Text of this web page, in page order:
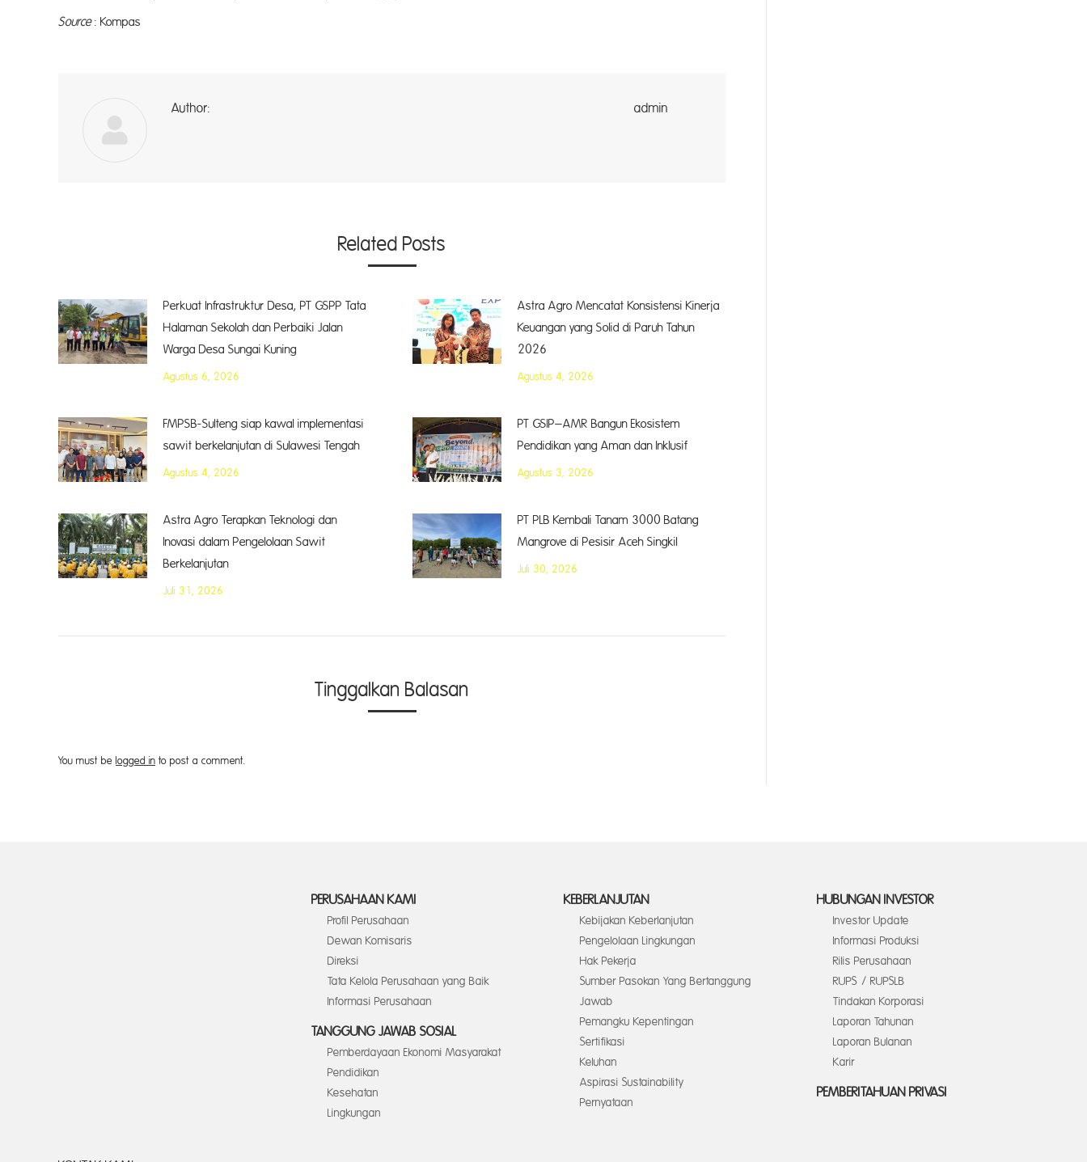
Source: Kompas
Author: admin
Related Posts
Perkuat Infrastruktur Desa, PT GSPP Tata
Halaman Sekolah dan Perbaiki Jalan
Warga Desa Sungai Kuning
Agustus 6, 2026
Astra Agro Mencatat Konsistensi Kinerja
Keuangan yang Solid di Paruh Tahun
2026
Agustus 4, 2026
FMPSB-Sulteng siap kawal implementasi
sawit berkelanjutan di Sulawesi Tengah
Agustus 4, 2026
PT GSIP–AMR Bangun Ekosistem
Pendidikan yang Aman dan Inklusif
Agustus 3, 2026
Astra Agro Terapkan Teknologi dan
Inovasi dalam Pengelolaan Sawit
Berkelanjutan
Juli 31, 2026
PT PLB Kembali Tanam 3000 Batang
Mangrove di Pesisir Aceh Singkil
Juli 30, 2026
Tinggalkan Balasan
You must be logged in to post a comment.
PERUSAHAAN KAMI
Profil Perusahaan
Dewan Komisaris
Direksi
Tata Kelola Perusahaan yang Baik
Informasi Perusahaan
TANGGUNG JAWAB SOSIAL
Pemberdayaan Ekonomi Masyarakat
Pendidikan
Kesehatan
Lingkungan
KEBERLANJUTAN
Kebijakan Keberlanjutan
Pengelolaan Lingkungan
Hak Pekerja
Sumber Pasokan Yang Bertanggung
Jawab
Pemangku Kepentingan
Sertifikasi
Keluhan
Aspirasi Sustainability
Pernyataan
HUBUNGAN INVESTOR
Investor Update
Informasi Produksi
Rilis Perusahaan
RUPS / RUPSLB
Tindakan Korporasi
Laporan Tahunan
Laporan Bulanan
Karir
PEMBERITAHUAN PRIVASI